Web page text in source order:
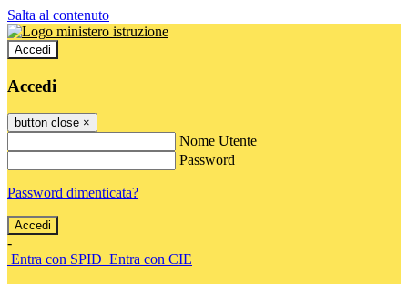
Salta al contenuto
Accedi
Accedi
button close ×
Nome Utente
Password
Password dimenticata?
-
Entra con SPID Entra con CIE